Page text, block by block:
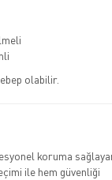
olabilir.
koruma
ile hem güvenliği